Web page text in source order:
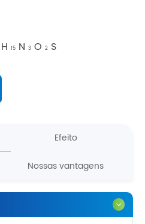
H 15 N 3 O 2 S
Efeito
Nossas vantagens